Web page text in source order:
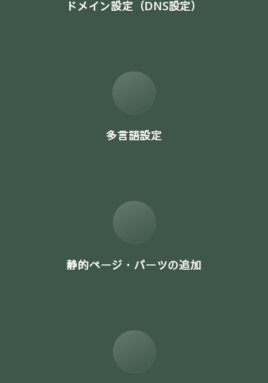
ドメイン設定（DNS設定）
多言語設定
静的ページ・パーツの追加